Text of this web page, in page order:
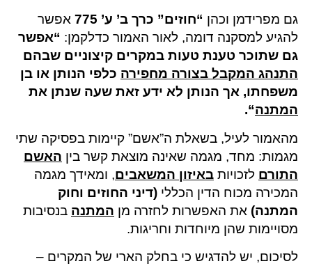
גם מפרידמן וכהן “חוזים” כרך ב’ ע’ 775
אפשר
להגיע למסקנה דומה, לאור האמור כדלקמן: “אפשר
גם שתוכר טענת טעות במקרים קיצוניים שבהם
התנהג המקבל בצורה מחפירה כלפי הנותן או בן
משפחתו, אך הנותן לא ידע זאת שעה שנתן את
המתנה“.
מהאמור לעיל, בשאלת ה”אשם” קיימות בפסיקה שתי
מגמות: מחד, מגמה שאינה מוצאת קשר בין האשם
התורם לזכויות באיזון המשאבים, ומאידך מגמה
המכירה מכוח הדין הכללי (דיני החוזים וחוק
המתנה) את האפשרות לחזרה מן המתנה בנסיבות
מסויימות שהן מיוחדות וחריגות.
לסיכום, יש להדגיש כי בחלק הארי של המקרים –